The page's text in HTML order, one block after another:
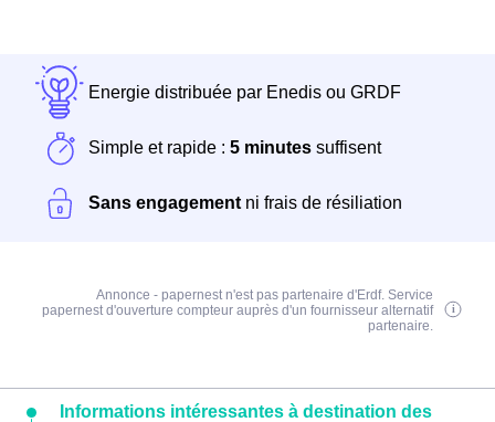
Energie distribuée par Enedis ou GRDF
Simple et rapide : 5 minutes suffisent
Sans engagement ni frais de résiliation
Annonce - papernest n'est pas partenaire d'Erdf. Service
papernest d'ouverture compteur auprès d'un fournisseur alternatif
partenaire.
Informations intéressantes à destination des